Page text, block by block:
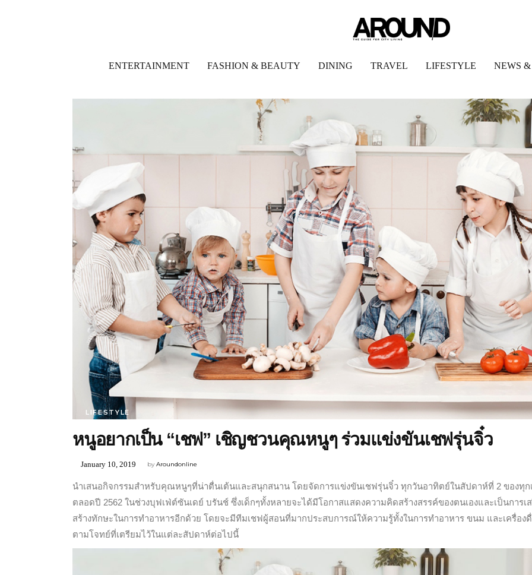
ENTERTAINMENT FASHION & BEAUTY DINING TRAVEL LIFESTYLE NEWS
LIFESTYLE
หนูอยากเป็น “เชฟ” เชิญชวนคุณหนูๆ ร่วมแข่งขันเชฟรุ่นจิ๋ว
byAroundonline
January 10, 2019
นำเสนอกิจกรรมสำหรับคุณหนูๆที่น่าตื่นเต้นและสนุกสนาน โดยจัดการแข่งขันเชฟรุ่นจิ๋ว ทุกวันอาทิตย์ในสัปดาห์ที่ 2 ของทุก
ตลอดปี 2562 ในช่วงบุฟเฟ่ต์ซันเดย์ บรันช์ ซึ่งเด็กๆทั้งหลายจะได้มีโอกาสแสดงความคิดสร้างสรรค์ของตนเองและเป็นการเ
สร้างทักษะในการทำอาหารอีกด้วย โดยจะมีทีมเชฟผู้สอนที่มากประสบการณ์ให้ความรู้ทั้งในการทำอาหาร ขนม และเครื่อง
ตามโจทย์ที่เตรียมไว้ในแต่ละสัปดาห์ต่อไปนี้